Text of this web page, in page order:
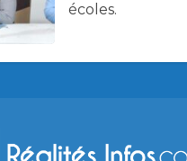
écoles.